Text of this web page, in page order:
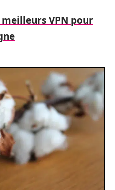
meilleurs VPN pour